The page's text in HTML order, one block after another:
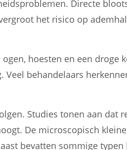
Directe
het risico op
hoesten en een droge
behandelaars
Studies tonen aan dat
De microscopisch
bevatten sommige